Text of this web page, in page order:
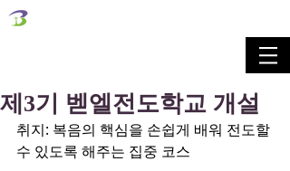
제3기 벧엘전도학교 개설
취지: 복음의 핵심을 손쉽게 배워 전도할
수 있도록 해주는 집중 코스